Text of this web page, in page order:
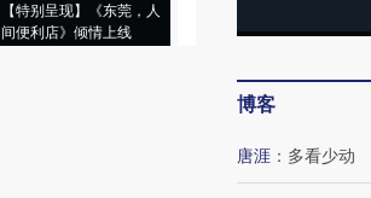
【特别呈现】《东莞，人
间便利店》倾情上线
博客
唐涯 ： 多看少动